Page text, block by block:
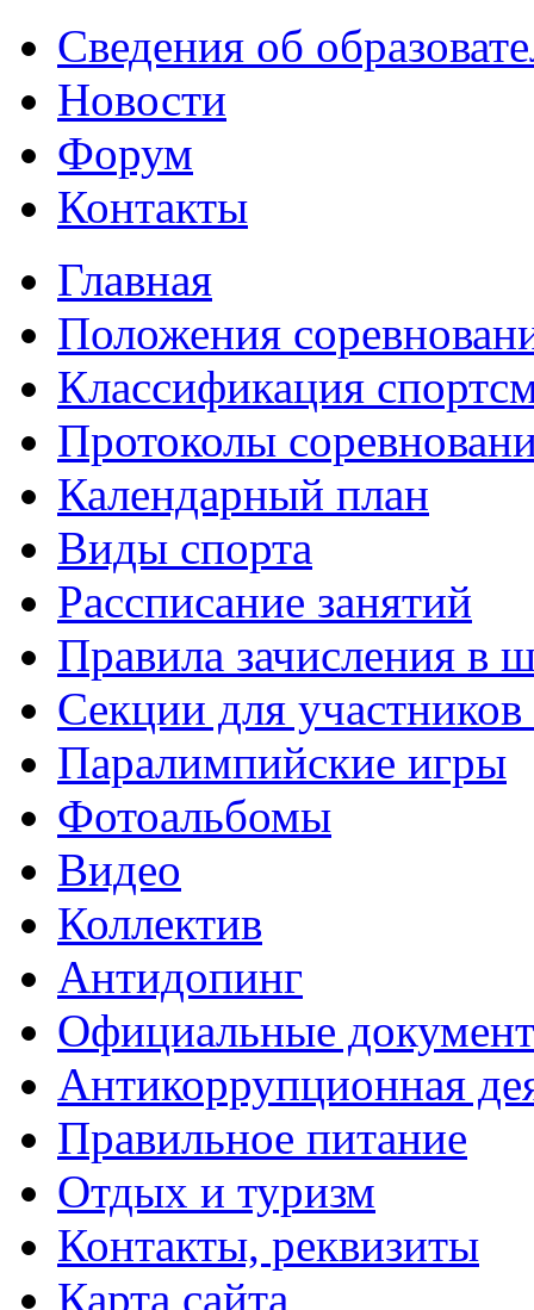
Сведения об
Новости
Форум
Контакты
Главная
Положения
Классификация
Протоколы
Календарный план
Виды спорта
Рассписание занятий
Правила зачисления в
Секции для
Паралимпийские игры
Фотоальбомы
Видео
Коллектив
Антидопинг
Официальные
Антикоррупционная
Правильное питание
Отдых и туризм
Контакты, реквизиты
Карта сайта